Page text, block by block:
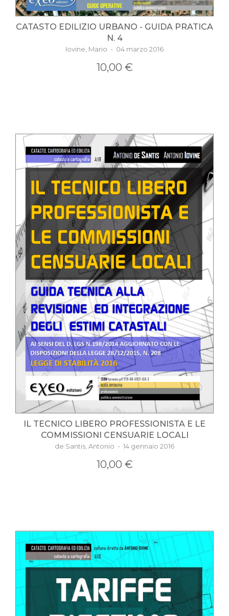
CATASTO EDILIZIO URBANO - GUIDA PRATICA
N. 4
Iovine, Mario - 04 marzo 2016
10,00 €
IL TECNICO LIBERO PROFESSIONISTA E LE
COMMISSIONI CENSUARIE LOCALI
de Santis, Antonio - 14 gennaio 2016
10,00 €